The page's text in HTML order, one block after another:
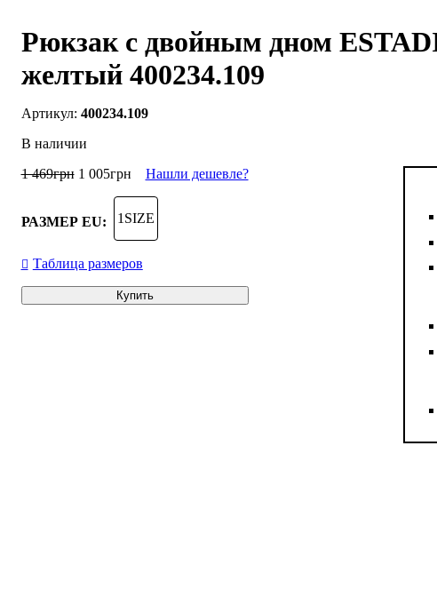
Рюкзак с двойным дном
желтый 400234.109
400234.109
В наличии
1 469грн 1 005грн Нашли дешевле?
РАЗМЕР EU: 1SIZE
Таблица размеров
Купить